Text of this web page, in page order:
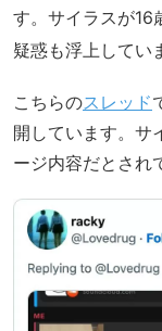
す。サイラスが16
疑惑も浮上してい
こちらのスレッド
開しています。サ
ージ内容だとされ